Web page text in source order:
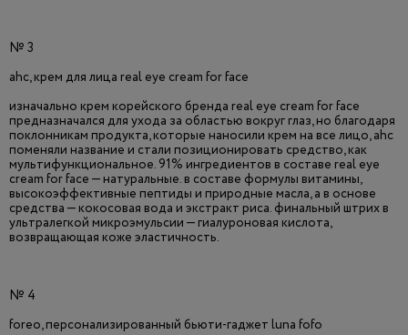
№ 3
ahc, крем для лица real eye cream for face
изначально крем корейского бренда real eye cream for face
предназначался для ухода за областью вокруг глаз, но благодаря
поклонникам продукта, которые наносили крем на все лицо, ahc
поменяли название и стали позиционировать средство, как
мультифункциональное. 91% ингредиентов в составе real eye
cream for face — натуральные. в составе формулы витамины,
высокоэффективные пептиды и природные масла, а в основе
средства — кокосовая вода и экстракт риса. финальный штрих в
ультралегкой микроэмульсии — гиалуроновая кислота,
возвращающая коже эластичность.
№ 4
foreo, персонализированный бьюти-гаджет luna fofo